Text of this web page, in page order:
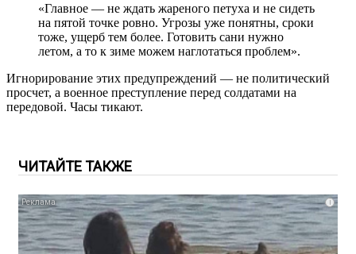
«Главное — не ждать жареного петуха и не сидеть
на пятой точке ровно. Угрозы уже понятны, сроки
тоже, ущерб тем более. Готовить сани нужно
летом, а то к зиме можем наглотаться проблем».
Игнорирование этих предупреждений — не политический
просчет, а военное преступление перед солдатами на
передовой. Часы тикают.
ЧИТАЙТЕ ТАКЖЕ
i